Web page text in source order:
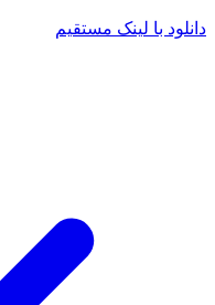
با لینک مستقیم